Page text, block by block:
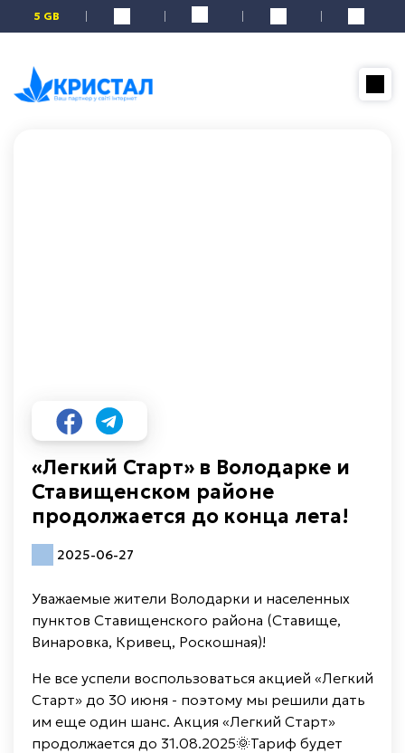
5 GB
«Легкий Старт» в Володарке и
Ставищенском районе
продолжается до конца лета!
2025-06-27
Уважаемые жители Володарки и населенных
пунктов Ставищенского района (Ставище,
Винаровка, Кривец, Роскошная)!
Не все успели воспользоваться акцией «Легкий
Старт» до 30 июня - поэтому мы решили дать
им еще один шанс. Акция «Легкий Старт»
продолжается до 31.08.2025🌞Тариф будет